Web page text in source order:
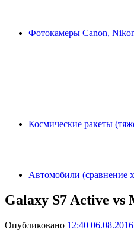
Фотокамеры Canon,
Космические ракеты
Автомобили (сравнение
Galaxy S7 Active vs
Опубликовано 12:40 06.08.2016